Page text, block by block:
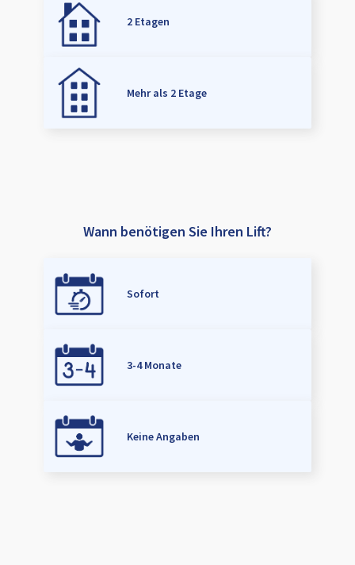
2 Etagen
Mehr als 2 Etage
Wann benötigen Sie Ihren Lift?
Sofort
3-4 Monate
Keine Angaben